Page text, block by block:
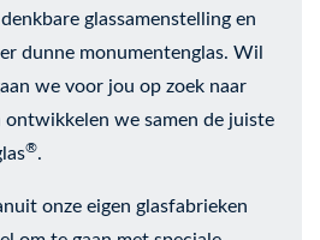
glassamenstelling en
dunne monumentenglas. Wil
we voor jou op zoek naar
we samen de juiste
®.
onze eigen glasfabrieken